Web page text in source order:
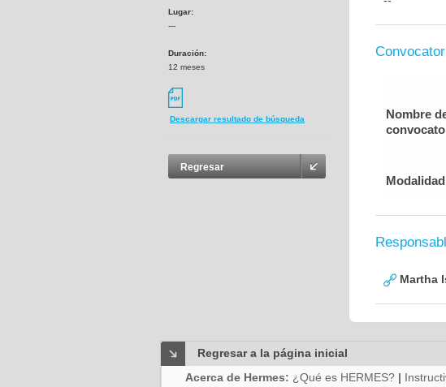
Lugar:
---
Duración:
12 meses
Descargar resultado de búsqueda
Regresar
Nombre
Martha
Regresar a la página inicial
Acerca de Hermes: ¿Qué es HERMES? |